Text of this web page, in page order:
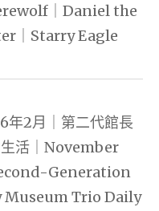
｜Daniel the
｜Starry Eagle
年2月｜第二代館長
生活｜November
Generation
Museum Trio Daily